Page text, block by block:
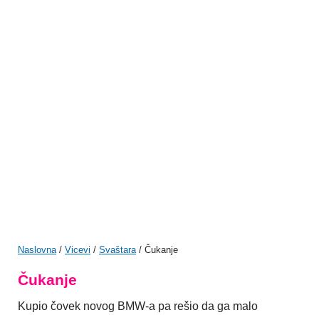
Naslovna/ Vicevi / Svaštara/ Čukanje
Čukanje
Kupio čovek novog BMW-a pa rešio da ga malo